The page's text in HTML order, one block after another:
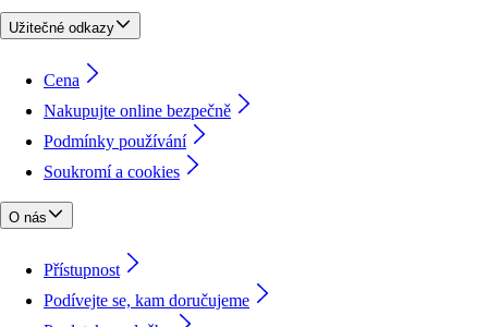
Užitečné odkazy
Cena
Nakupujte online bezpečně
Podmínky používání
Soukromí a cookies
O nás
Přístupnost
Podívejte se, kam doručujeme